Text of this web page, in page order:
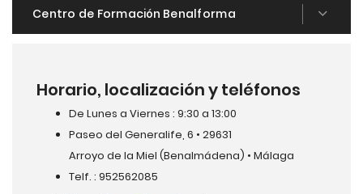
Centro de Formación Benalforma
Horario, localización y teléfonos
De Lunes a Viernes : 9:30 a 13:00
Paseo del Generalife, 6 • 29631
Arroyo de la Miel (Benalmádena) • Málaga
Telf. : 952562085